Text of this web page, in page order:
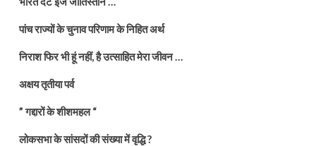
पांच राज्यों के चुनाव परिणाम के निहित अर्थ
निराश फिर भी हूं नहीं, है उत्साहित मेरा जीवन …
अक्षय तृतीया पर्व
” गद्दारों के शीशमहल “
लोकसभा के सांसदों की संख्या में वृद्धि ?